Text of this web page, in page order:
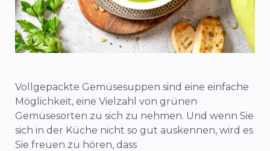
Vollgepackte Gemüsesuppen sind eine einfache
Möglichkeit, eine Vielzahl von grünen
Gemüsesorten zu sich zu nehmen. Und wenn Sie
sich in der Küche nicht so gut auskennen, wird es
Sie freuen zu hören, dass